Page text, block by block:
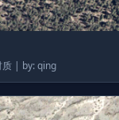
分类：材质 | by: qing